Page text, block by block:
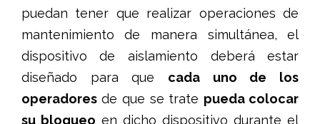
puedan tener que realizar operaciones de
mantenimiento de manera simultánea, el
dispositivo de aislamiento deberá estar
diseñado para que cada uno de los
operadoresde que se trate pueda colocar
su bloqueo en dicho dispositivo durante el